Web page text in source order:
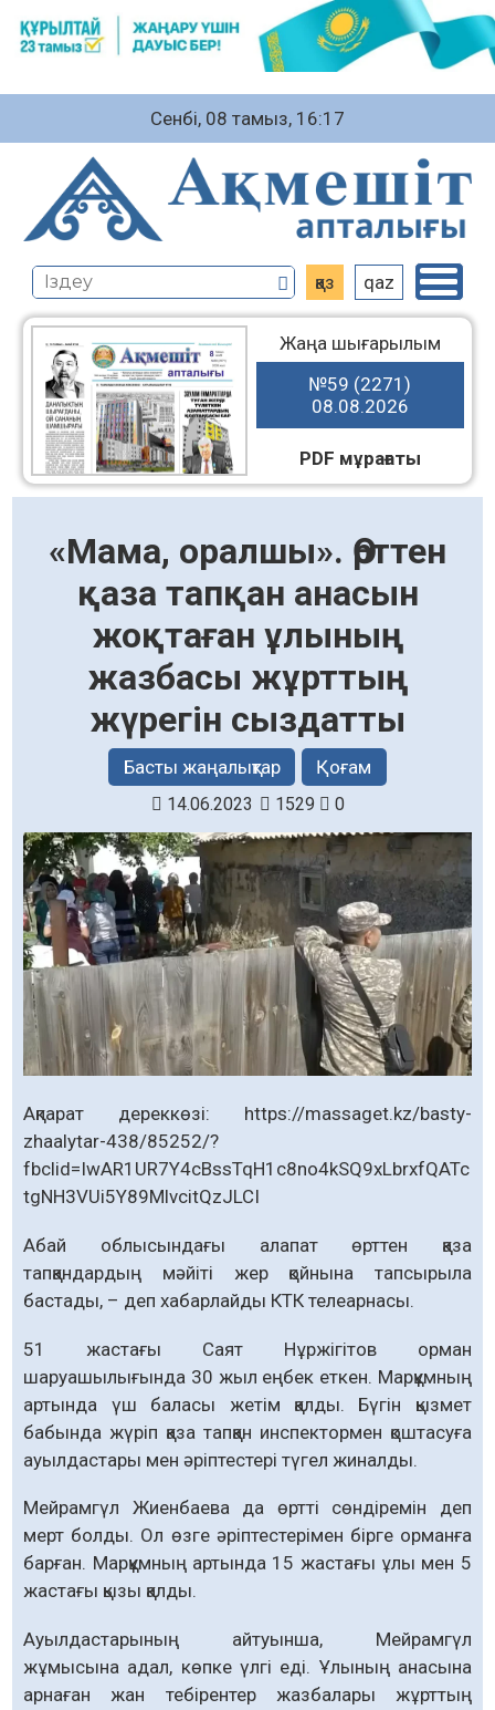
Сенбі, 08 тамыз, 16:17
қаз qaz
Жаңа шығарылым
№59 (2271)
08.08.2026
PDF мұрағаты
«Мама, оралшы». Өрттен
қаза тапқан анасын
жоқтаған ұлының
жазбасы жұрттың
жүрегін сыздатты
Басты жаңалықтар Қоғам
14.06.2023 1529 0
Ақпарат дереккөзі: https://massaget.kz/basty-
zhaalytar-438/85252/?
fbclid=IwAR1UR7Y4cBssTqH1c8no4kSQ9xLbrxfQATc
tgNH3VUi5Y89MlvcitQzJLCI
Абай облысындағы алапат өрттен қаза
тапқандардың мәйіті жер қойнына тапсырыла
бастады, – деп хабарлайды КТК телеарнасы.
51 жастағы Саят Нұржігітов орман
шаруашылығында 30 жыл еңбек еткен. Марқұмның
артында үш баласы жетім қалды. Бүгін қызмет
бабында жүріп қаза тапқан инспектормен қоштасуға
ауылдастары мен әріптестері түгел жиналды.
Мейрамгүл Жиенбаева да өртті сөндіремін деп
мерт болды. Ол өзге әріптестерімен бірге орманға
барған. Марқұмның артында 15 жастағы ұлы мен 5
жастағы қызы қалды.
Ауылдастарының айтуынша, Мейрамгүл
жұмысына адал, көпке үлгі еді. Ұлының анасына
арнаған жан тебірентер жазбалары жұрттың